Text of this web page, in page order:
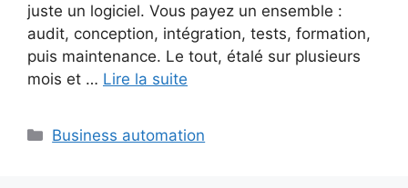
juste un logiciel. Vous payez un ensemble :
audit, conception, intégration, tests, formation,
puis maintenance. Le tout, étalé sur plusieurs
mois et … Lire la suite
Catégories
Business automation